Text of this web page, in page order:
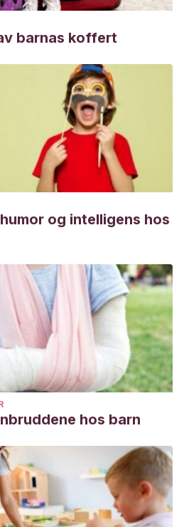
barnas koffert
og intelligens hos
hos barn